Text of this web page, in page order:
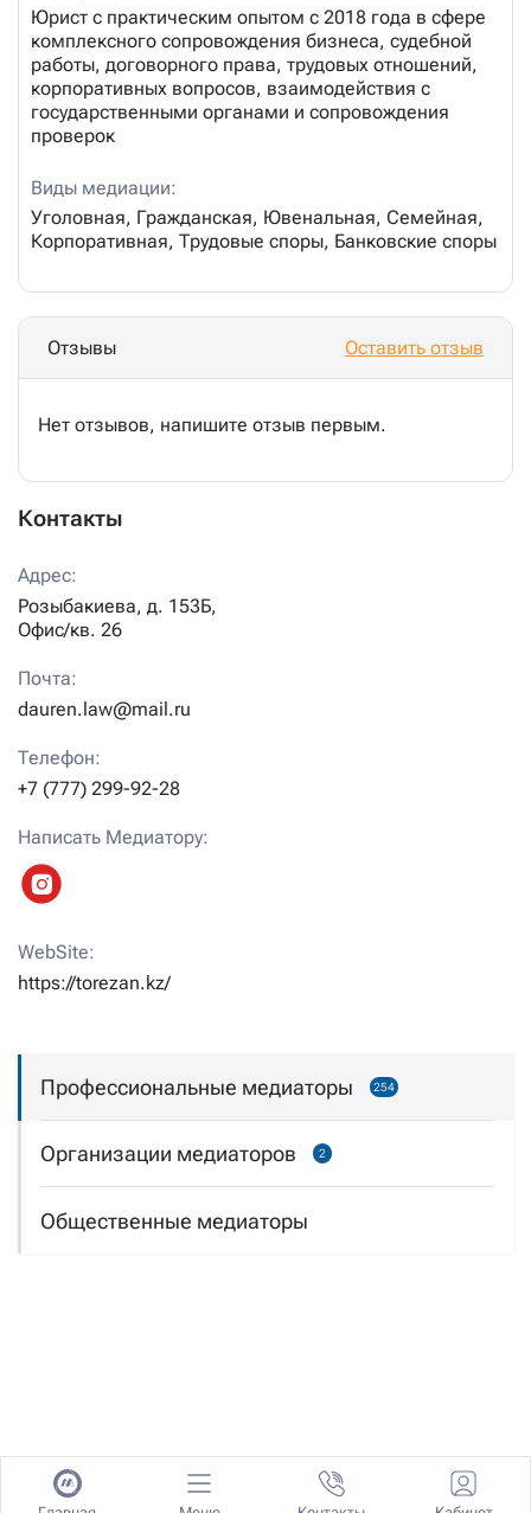
Профессиональные медиаторы 254
Организации медиаторов 2
Общественные медиаторы
Юрист с практическим опытом с 2018 года в сфере
комплексного сопровождения бизнеса, судебной
работы, договорного права, трудовых отношений,
корпоративных вопросов, взаимодействия с
государственными органами и сопровождения
проверок
Виды медиации:
Уголовная, Гражданская, Ювенальная, Семейная,
Корпоративная, Трудовые споры, Банковские споры
Отзывы Оставить отзыв
Нет отзывов, напишите отзыв первым.
Контакты
Адрес:
Розыбакиева, д. 153Б,
Офис/кв. 26
Почта:
dauren.law@mail.ru
Телефон:
+7 (777) 299-92-28
Написать Медиатору:
WebSite:
https://torezan.kz/